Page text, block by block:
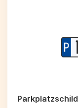
Parkplatzschild